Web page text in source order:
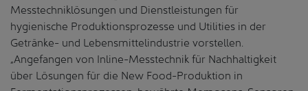
Messtechniklösungen und Dienstleistungen für
hygienische Produktionsprozesse und Utilities in der
Getränke- und Lebensmittelindustrie vorstellen.
„Angefangen von Inline-Messtechnik für Nachhaltigkeit
über Lösungen für die New Food-Produktion in